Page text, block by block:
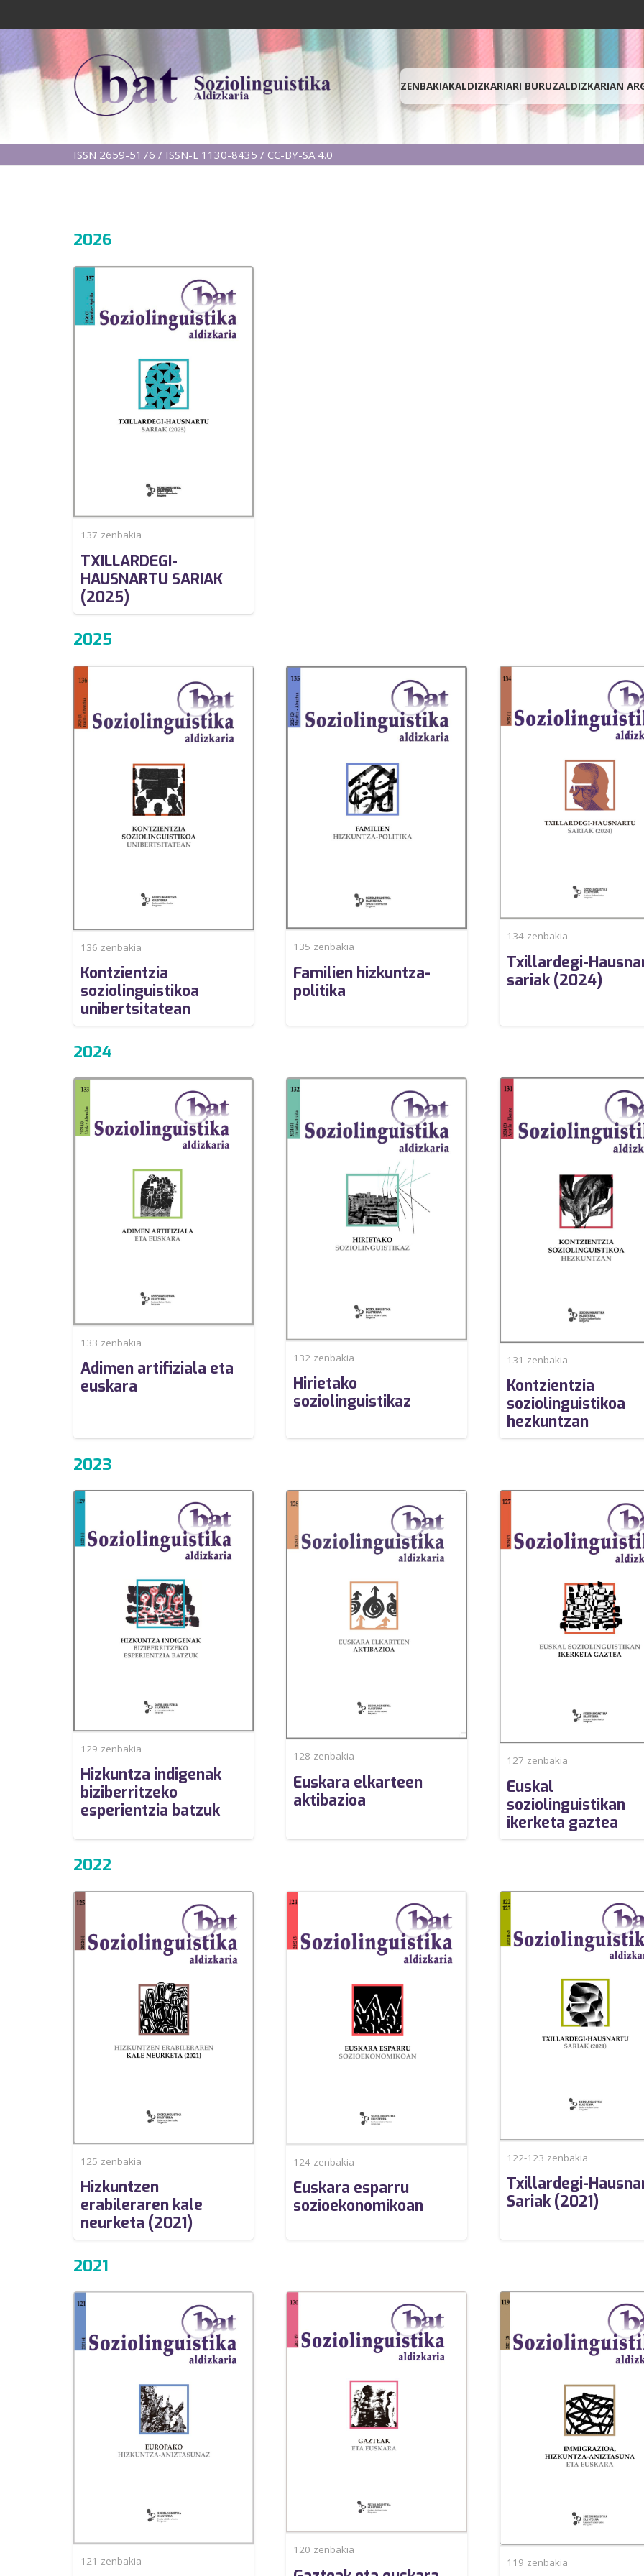
ZENBAKIAKALDIZKARIARI BURUZALDIZKARIAN
ISSN 2659-5176 / ISSN-L 1130-8435 / CC-BY-SA 4.0
2026
137 zenbakia
TXILLARDEGI-
HAUSNARTU SARIAK
(2025)
2025
136 zenbakia
Kontzientzia
soziolinguistikoa
unibertsitatean
135 zenbakia
Familien hizkuntza-
politika
134zenbakia
Txillardegi-
sariak (2024)
2024
133 zenbakia
Adimen artifiziala eta
euskara
132 zenbakia
Hirietako
soziolinguistikaz
131 zenbakia
Kontzientzia
soziolinguistikoa
hezkuntzan
2023
129 zenbakia
Hizkuntza indigenak
biziberritzeko
esperientzia batzuk
128 zenbakia
Euskara elkarteen
aktibazioa
127 zenbakia
Euskal
soziolinguistikan
ikerketa gaztea
2022
125 zenbakia
Hizkuntzen
erabileraren kale
neurketa (2021)
124 zenbakia
Euskara esparru
sozioekonomikoan
122-123 zenbakia
Txillardegi-
Sariak (2021)
2021
121 zenbakia
120 zenbakia
119 zenbakia